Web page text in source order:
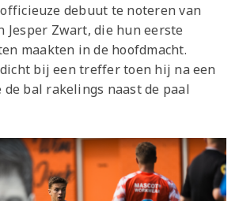
debuut te noteren van
Jesper Zwart, die hun eerste
maakten in de hoofdmacht.
bij een treffer toen hij na een
de bal rakelings naast de paal